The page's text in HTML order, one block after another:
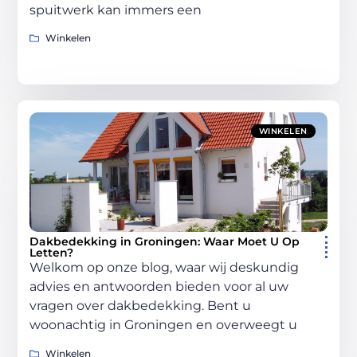
spuitwerk kan immers een
Winkelen
WINKELEN
Dakbedekking in Groningen: Waar Moet U Op
Letten?
Welkom op onze blog, waar wij deskundig
advies en antwoorden bieden voor al uw
vragen over dakbedekking. Bent u
woonachtig in Groningen en overweegt u
Winkelen